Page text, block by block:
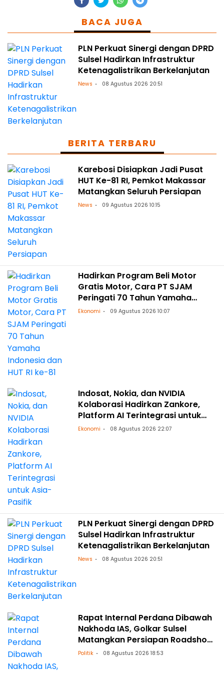
BACA JUGA
PLN Perkuat Sinergi dengan DPRD
Sulsel Hadirkan Infrastruktur
Ketenagalistrikan Berkelanjutan
News 08 Agustus 2026 20:51
BERITA TERBARU
Karebosi Disiapkan Jadi Pusat
HUT Ke-81 RI, Pemkot Makassar
Matangkan Seluruh Persiapan
News 09 Agustus 2026 10:15
Hadirkan Program Beli Motor
Gratis Motor, Cara PT SJAM
Peringati 70 Tahun Yamaha
Indonesia dan HUT RI ke-81
Ekonomi 09 Agustus 2026 10:07
Indosat, Nokia, dan NVIDIA
Kolaborasi Hadirkan Zankore,
Platform AI Terintegrasi untuk
Asia-Pasifik
Ekonomi 08 Agustus 2026 22:07
PLN Perkuat Sinergi dengan DPRD
Sulsel Hadirkan Infrastruktur
Ketenagalistrikan Berkelanjutan
News 08 Agustus 2026 20:51
Rapat Internal Perdana Dibawah
Nakhoda IAS, Golkar Sulsel
Matangkan Persiapan Roadshow
ke Daerah
Politik 08 Agustus 2026 18:53